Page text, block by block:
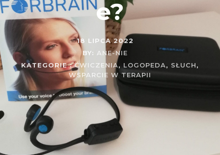
e?
18 LIPCA 2022
BY: ANE-NIE
KATEGORIE :ĆWICZENIA, LOGOPEDA, SŁUCH,
WSPARCIE W TERAPII